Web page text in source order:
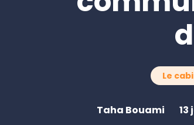
Le
Taha Bouami 13